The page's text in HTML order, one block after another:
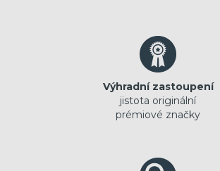
Výhradní zastoupení
jistota originální
prémiové značky